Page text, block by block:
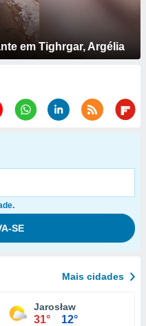
em Tighrgar, Argélia
Mais cidades
Jarosław
31° 12°